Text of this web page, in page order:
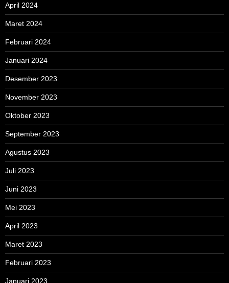
April 2024
Maret 2024
Februari 2024
Januari 2024
Desember 2023
November 2023
Oktober 2023
September 2023
Agustus 2023
Juli 2023
Juni 2023
Mei 2023
April 2023
Maret 2023
Februari 2023
Januari 2023